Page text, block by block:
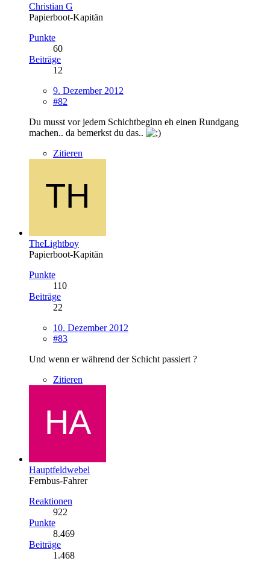
Christian G
Papierboot-Kapitän
Punkte
60
Beiträge
12
9. Dezember 2012
#82
Du musst vor jedem Schichtbeginn eh einen Rundgang
machen.. da bemerkst du das..
Zitieren
TheLightboy
Papierboot-Kapitän
Punkte
110
Beiträge
22
10. Dezember 2012
#83
Und wenn er während der Schicht passiert ?
Zitieren
Hauptfeldwebel
Fernbus-Fahrer
Reaktionen
922
Punkte
8.469
Beiträge
1.468